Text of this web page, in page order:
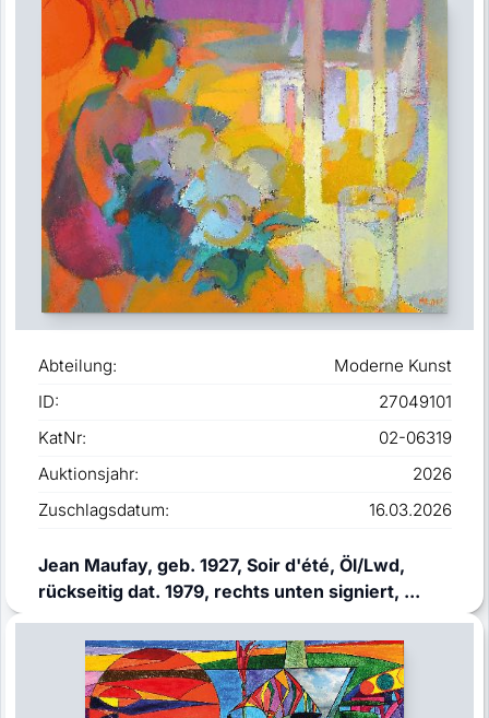
Abteilung:
Moderne Kunst
ID:
27049101
KatNr:
02-06319
Auktionsjahr:
2026
Zuschlagsdatum:
16.03.2026
Jean Maufay, geb. 1927, Soir d'été, Öl/Lwd,
rückseitig dat. 1979, rechts unten signiert, ...